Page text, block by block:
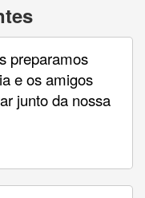
preparamos
e os amigos
junto da nossa